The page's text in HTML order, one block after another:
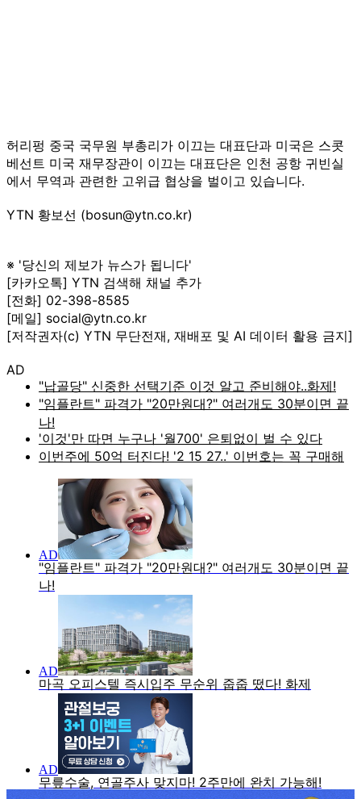
허리펑 중국 국무원 부총리가 이끄는 대표단과 미국은 스콧
베선트 미국 재무장관이 이끄는 대표단은 인천 공항 귀빈실
에서 무역과 관련한 고위급 협상을 벌이고 있습니다.
YTN 황보선 (bosun@ytn.co.kr)
※ '당신의 제보가 뉴스가 됩니다'
[카카오톡] YTN 검색해 채널 추가
[전화] 02-398-8585
[메일] social@ytn.co.kr
[저작권자(c) YTN 무단전재, 재배포 및 AI 데이터 활용 금지]
AD